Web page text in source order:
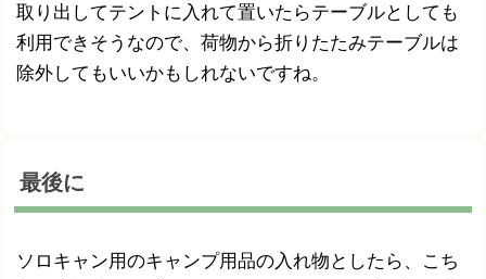
取り出してテントに入れて置いたらテーブルとしても
利用できそうなので、荷物から折りたたみテーブルは
除外してもいいかもしれないですね。
最後に
ソロキャン用のキャンプ用品の入れ物としたら、こち